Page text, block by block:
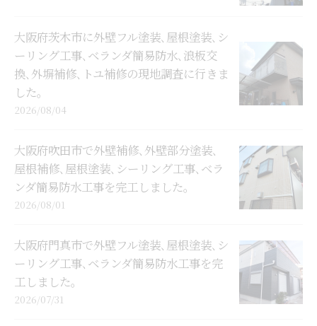
大阪府茨木市に外壁フル塗装､屋根塗装､シ
ーリング工事､ベランダ簡易防水､浪板交
換､外塀補修､トユ補修の現地調査に行きま
した。
2026/08/04
大阪府吹田市で外壁補修､外壁部分塗装､
屋根補修､屋根塗装､シーリング工事､ベラ
ンダ簡易防水工事を完工しました。
2026/08/01
大阪府門真市で外壁フル塗装､屋根塗装､シ
ーリング工事､ベランダ簡易防水工事を完
工しました。
2026/07/31